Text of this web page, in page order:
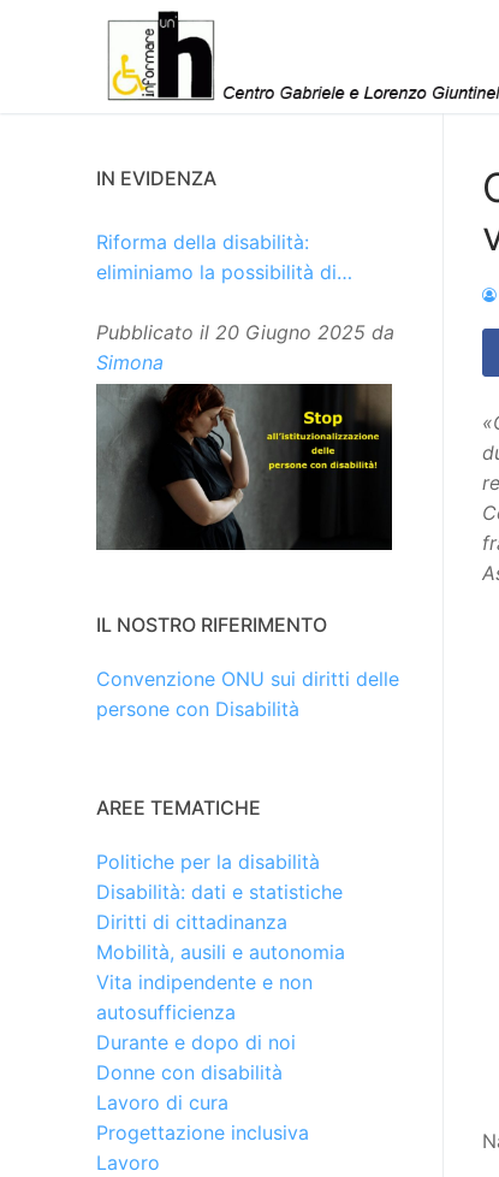
IN EVIDENZA
Riforma della disabilità:
eliminiamo la possibilità di
Pubblicato il 20 Giugno 2025 da
Simona
IL NOSTRO RIFERIMENTO
Convenzione ONU sui diritti delle
persone con Disabilità
AREE TEMATICHE
Politiche per la disabilità
Disabilità: dati e statistiche
Diritti di cittadinanza
Mobilità, ausili e autonomia
Vita indipendente e non
autosufficienza
Durante e dopo di noi
Donne con disabilità
Lavoro di cura
Progettazione inclusiva
Lavoro